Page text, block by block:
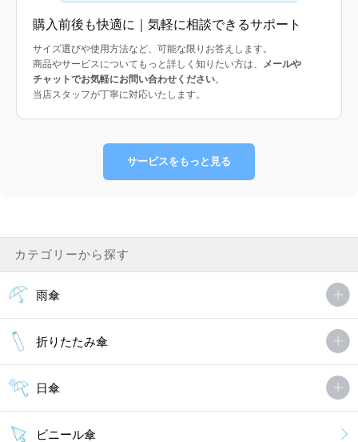
購入前後も快適に｜気軽に相談できるサポート
サイズ選びや使用方法など、可能な限りお答えします。
商品やサービスについてもっと詳しく知りたい方は、 メールや
チャットでお気軽にお問い合わせください。
当店スタッフが丁寧に対応いたします。
サービスをもっと見る
カテゴリーから探す
雨傘
折りたたみ傘
日傘
ビニール傘